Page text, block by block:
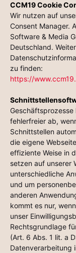
CCM19 Cookie
Wir nutzen auf
Consent Manager.
Software & Media
Deutschland.
zu finden:
https://
fehlerfreier ab,
Schnittstellen
die eigene
effiziente Weise in
setzen auf unserer
unterschiedliche
und um
anderen
kommt es nur,
unser
Rechtsgrundlage
(Art. 6 Abs. 1 lit. a
Datenverarbeitung